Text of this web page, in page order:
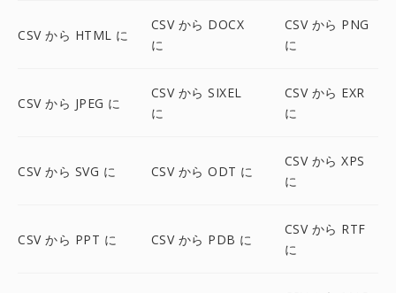
CSV から HTML に
CSV から DOCX
に
CSV から PNG
に
CSV から JPEG に
CSV から SIXEL
に
CSV から EXR
に
CSV から SVG に CSV から ODT に
CSV から XPS
に
CSV から PPT に CSV から PDB に
CSV から RTF
に